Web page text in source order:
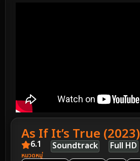
As If It’s True (2023)
6.1 Soundtrack Full HD
หมวดหมู่